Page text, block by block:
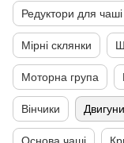
Редуктори для чаші
Мірні склянки
Моторна група
Вінчики Двигуни